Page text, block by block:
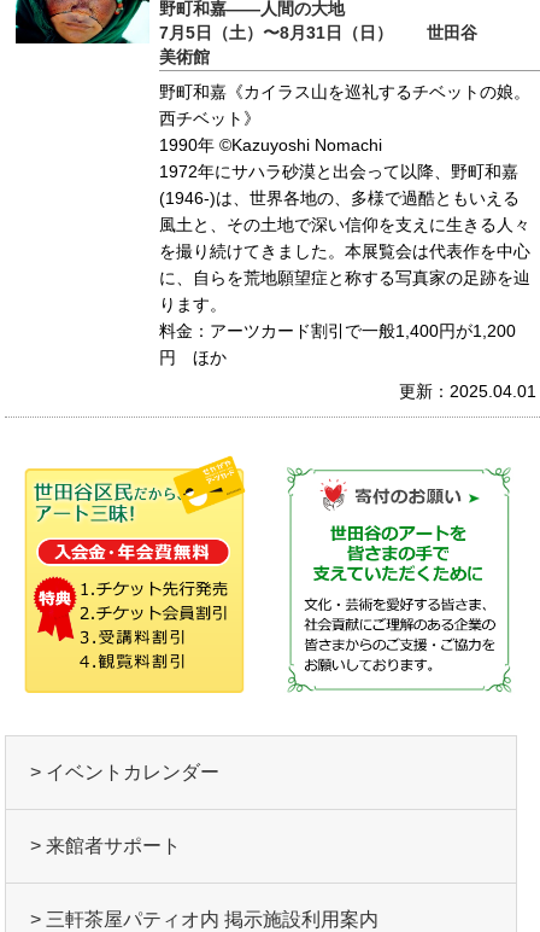
野町和嘉――人間の大地
7月5日（土）〜8月31日（日） 世田谷
美術館
野町和嘉《カイラス山を巡礼するチベットの娘。
西チベット》
1990年 ©Kazuyoshi Nomachi
1972年にサハラ砂漠と出会って以降、野町和嘉
(1946-)は、世界各地の、多様で過酷ともいえる
風土と、その土地で深い信仰を支えに生きる人々
を撮り続けてきました。本展覧会は代表作を中心
に、自らを荒地願望症と称する写真家の足跡を辿
ります。
料金：アーツカード割引で一般1,400円が1,200
円 ほか
更新：2025.04.01
> イベントカレンダー
> 来館者サポート
> 三軒茶屋パティオ内 掲示施設利用案内